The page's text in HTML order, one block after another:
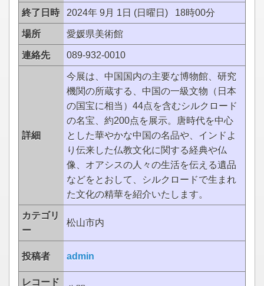
終了日時 2024年 9月 1日 (日曜日) 18時00分
場所 愛媛県美術館
連絡先 089-932-0010
詳細
今展は、中国国内の主要な博物館、研究
機関の所蔵する、中国の一級文物（日本
の国宝に相当）44点を含むシルクロード
の名宝、約200点を展示。唐時代を中心
とした華やかな中国の名品や、インドよ
り伝来した仏教文化に関する経典や仏
像、オアシスの人々の生活を伝える遺品
などをとおして、シルクロードで生まれ
た文化の精華を紹介いたします。
カテゴリ
ー
松山市内
投稿者 admin
レコード